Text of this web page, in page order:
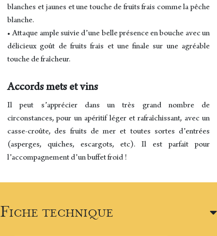
blanches et jaunes et une touche de fruits frais comme la pêche
blanche.
• Attaque ample suivie d’une belle présence en bouche avec un
délicieux goût de fruits frais et une finale sur une agréable
touche de fraîcheur.
Accords mets et vins
Il peut s’apprécier dans un très grand nombre de
circonstances, pour un apéritif léger et rafraîchissant, avec un
casse-croûte, des fruits de mer et toutes sortes d’entrées
(asperges, quiches, escargots, etc). Il est parfait pour
l’accompagnement d’un buffet froid !
Fiche technique